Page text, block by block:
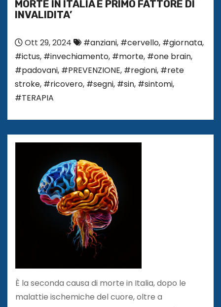
MORTE IN ITALIA E PRIMO FATTORE DI
INVALIDITA’
Ott 29, 2024 #anziani, #cervello, #giornata,
#ictus, #invechiamento, #morte, #one brain,
#padovani, #PREVENZIONE, #regioni, #rete
stroke, #ricovero, #segni, #sin, #sintomi,
#TERAPIA
È la seconda causa di morte in Italia, dopo le
malattie ischemiche del cuore, oltre a